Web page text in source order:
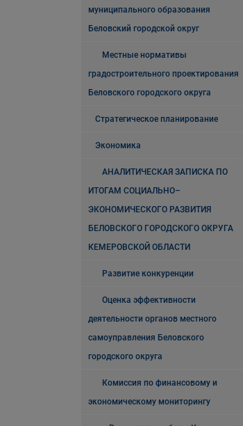
муниципального образования
Беловский городской округ
Местные нормативы
градостроительного проектирования
Беловского городского округа
Стратегическое планирование
Экономика
АНАЛИТИЧЕСКАЯ ЗАПИСКА ПО
ИТОГАМ СОЦИАЛЬНО–
ЭКОНОМИЧЕСКОГО РАЗВИТИЯ
БЕЛОВСКОГО ГОРОДСКОГО ОКРУГА
КЕМЕРОВСКОЙ ОБЛАСТИ
Развитие конкуренции
Оценка эффективности
деятельности органов местного
самоуправления Беловского
городского округа
Комиссия по финансовому и
экономическому мониторингу